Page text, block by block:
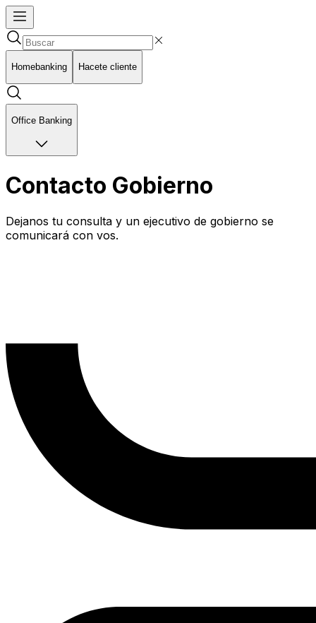
Homebanking Hacete cliente
Office Banking
Contacto Gobierno
Dejanos tu consulta y un ejecutivo de gobierno se
comunicará con vos.